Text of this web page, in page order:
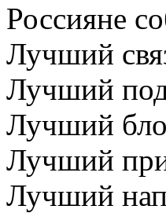
Россияне
Лучший
Лучший
Лучший
Лучший
Лучший